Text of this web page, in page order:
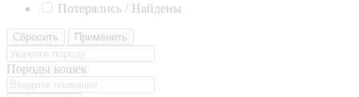
Потерялись / Найдены
Сбросить Применить
Породы кошек